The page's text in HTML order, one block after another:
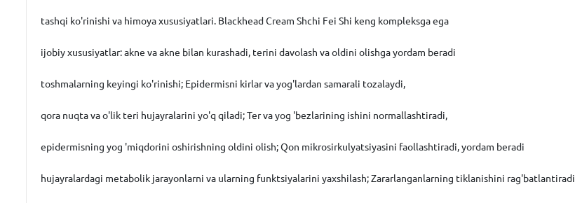
tashqi ko'rinishi va himoya xususiyatlari. Blackhead Cream Shchi Fei Shi keng kompleksga ega
ijobiy xususiyatlar: akne va akne bilan kurashadi, terini davolash va oldini olishga yordam beradi
toshmalarning keyingi ko'rinishi; Epidermisni kirlar va yog'lardan samarali tozalaydi,
qora nuqta va o'lik teri hujayralarini yo'q qiladi; Ter va yog 'bezlarining ishini normallashtiradi,
epidermisning yog 'miqdorini oshirishning oldini olish; Qon mikrosirkulyatsiyasini faollashtiradi, yordam beradi
hujayralardagi metabolik jarayonlarni va ularning funktsiyalarini yaxshilash; Zararlanganlarning tiklanishini rag'batlantiradi